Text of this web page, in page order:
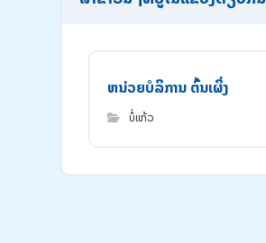
ຫນ່ວຍບໍລິການ ຕົ້ນເຜິ່ງ
ບໍ່ແກ້ວ